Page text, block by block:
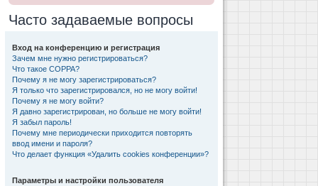
Часто задаваемые вопросы
Вход на конференцию и регистрация
Зачем мне нужно регистрироваться?
Что такое COPPA?
Почему я не могу зарегистрироваться?
Я только что зарегистрировался, но не могу войти!
Почему я не могу войти?
Я давно зарегистрирован, но больше не могу войти!
Я забыл пароль!
Почему мне периодически приходится повторять
ввод имени и пароля?
Что делает функция «Удалить cookies конференции»?
Параметры и настройки пользователя